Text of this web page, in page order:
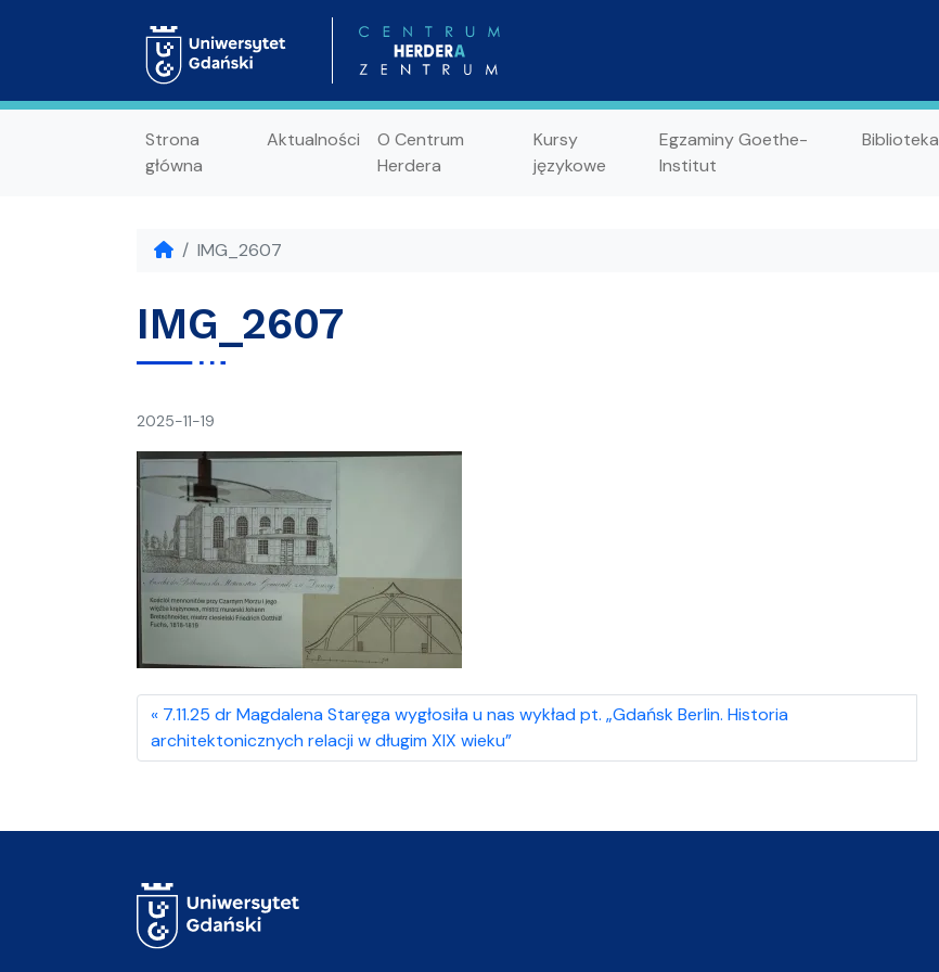
Strona
główna
Aktualności
O Centrum
Herdera
Kursy
językowe
Egzaminy Goethe-
Institut
Biblioteka
IMG_2607
IMG_2607
2025-11-19
7.11.25 dr Magdalena Staręga wygłosiła u nas wykład pt. „Gdańsk Berlin. Historia
architektonicznych relacji w długim XIX wieku”